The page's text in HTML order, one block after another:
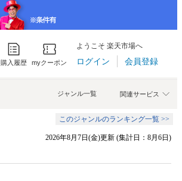
購入履歴 myクーポン
ようこそ 楽天市場へ
ログイン 会員登録
関連サービス
ジャンル一覧
このジャンルのランキング一覧 >>
2026年8月7日(金)更新 (集計日：8月6日)